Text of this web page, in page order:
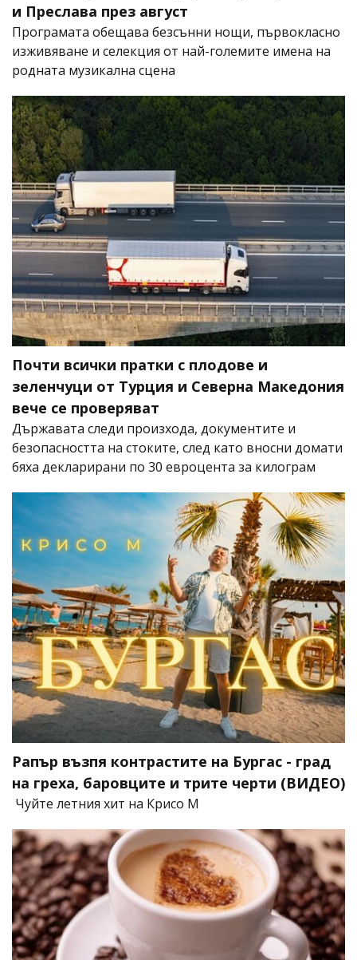
и Преслава през август
Програмата обещава безсънни нощи, първокласно
изживяване и селекция от най-големите имена на
родната музикална сцена
Почти всички пратки с плодове и
зеленчуци от Турция и Северна Македония
вече се проверяват
Държавата следи произхода, документите и
безопасността на стоките, след като вносни домати
бяха декларирани по 30 евроцента за килограм
Рапър възпя контрастите на Бургас - град
на греха, баровците и трите черти (ВИДЕО)
Чуйте летния хит на Крисо М